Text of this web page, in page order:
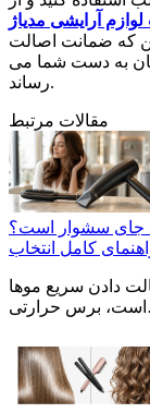
آرایشی مدیاژ
این که ضمانت اصالت
به دست شما می
رساند.
مقالات مرتبط
جای سشوار است؟
کامل انتخاب
دادن سریع موها